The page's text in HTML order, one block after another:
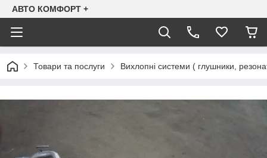
АВТО КОМФОРТ +
Товари та послуги Вихлопні системи ( глушники,